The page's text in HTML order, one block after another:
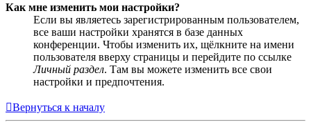
Как мне изменить мои настройки?
Если вы являетесь зарегистрированным пользователем,
все ваши настройки хранятся в базе данных
конференции. Чтобы изменить их, щёлкните на имени
пользователя вверху страницы и перейдите по ссылке
Личный раздел. Там вы можете изменить все свои
настройки и предпочтения.
Вернуться к началу